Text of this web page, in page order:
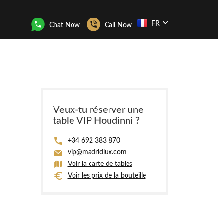
Chat Now Call Now FR
Veux-tu réserver une
table VIP Houdinni ?
+34 692 383 870
vip@madridlux.com
Voir la carte de tables
Voir les prix de la bouteille